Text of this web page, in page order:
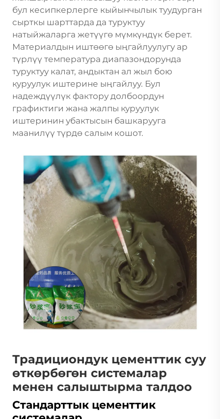
бул кесипкерлерге кыйынчылык туудурган
сырткы шарттарда да туруктуу
натыйжаларга жетүүгө мүмкүндүк берет.
Материалдын иштөөгө ыңгайлуулугу ар
түрлүү температура диапазондорунда
туруктуу калат, андыктан ал жыл бою
куруулук иштерине ыңгайлуу. Бул
надеждүүлүк фактору долбоордун
графиктиги жана жалпы куруулук
иштеринин убактысын башкарууга
маанилүү түрдө салым кошот.
Традициондук цементтик суу
өткөрбөгөн системалар
менен салыштырма талдоо
Стандарттык цементтик